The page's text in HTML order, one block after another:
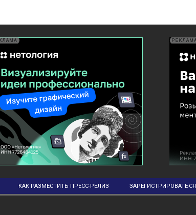
КАК РАЗМЕСТИТЬ ПРЕСС-РЕЛИЗ ЗАРЕГИСТРИРОВАТЬСЯ